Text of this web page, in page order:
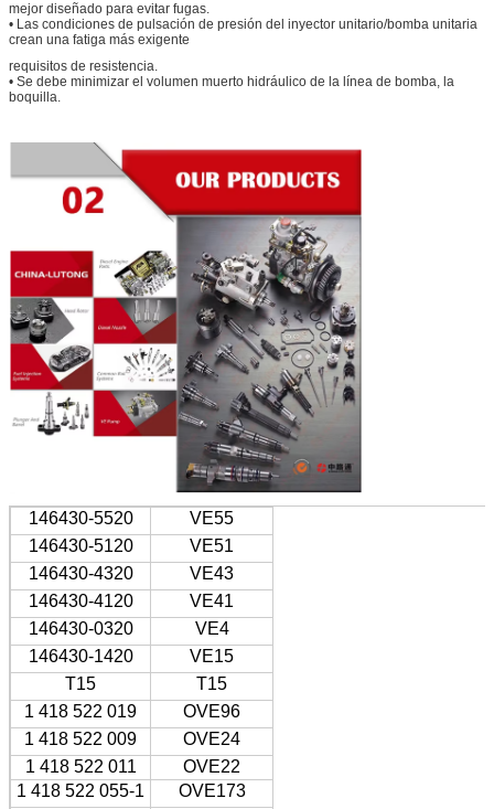
mejor diseñado para evitar fugas.
• Las condiciones de pulsación de presión del inyector unitario/bomba unitaria
crean una fatiga más exigente
requisitos de resistencia.
• Se debe minimizar el volumen muerto hidráulico de la línea de bomba, la
boquilla.
146430-5520
VE55
146430-5120
VE51
146430-4320
VE43
146430-4120
VE41
146430-0320
VE4
146430-1420
VE15
T15
T15
1 418 522 019
OVE96
1 418 522 009
OVE24
1 418 522 011
OVE22
1 418 522 055-1
OVE173